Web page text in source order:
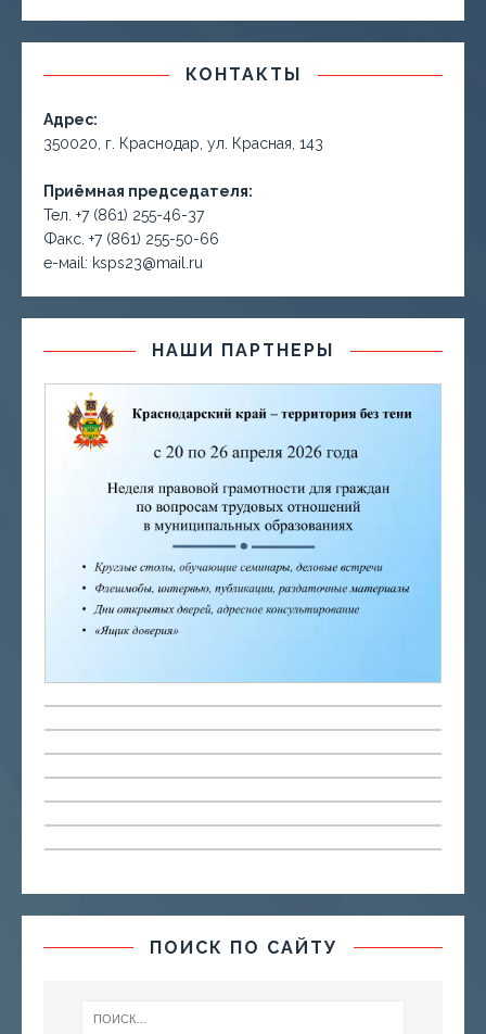
КОНТАКТЫ
Адрес:
350020, г. Краснодар, ул. Красная, 143
Приёмная председателя:
Тел. +7 (861) 255-46-37
Факс. +7 (861) 255-50-66
е-маil: ksps23@mail.ru
НАШИ ПАРТНЕРЫ
ПОИСК ПО САЙТУ